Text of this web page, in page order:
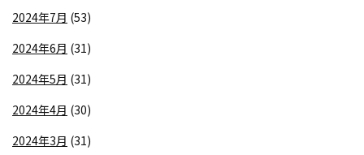
2024年7月 (53)
2024年6月 (31)
2024年5月 (31)
2024年4月 (30)
2024年3月 (31)